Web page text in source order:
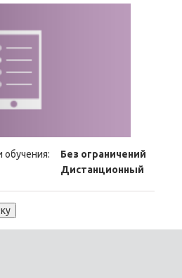
обучения:
Без ограничений
Дистанционный